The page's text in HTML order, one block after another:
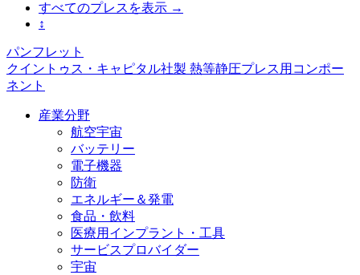
すべてのプレスを表示 →
↕
パンフレット
クイントゥス・キャピタル社製 熱等静圧プレス用コンポー
ネント
産業分野
航空宇宙
バッテリー
電子機器
防衛
エネルギー＆発電
食品・飲料
医療用インプラント・工具
サービスプロバイダー
宇宙